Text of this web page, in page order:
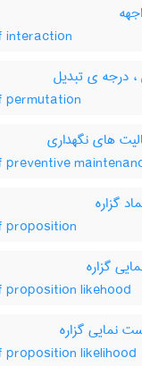
interaction
، درجه ی تبدیل
permutation
های نگهداری
preventive
گزاره
proposition
گزاره
proposition likehood
نمایی گزاره
proposition likelihood